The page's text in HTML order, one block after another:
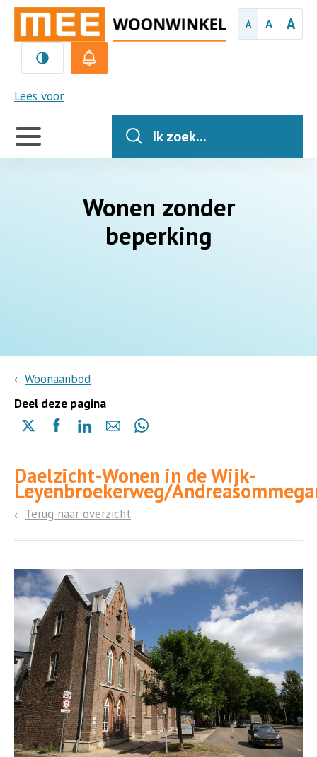
A A A
Lees voor
MEE
Handige
links
Ik zoek...
Wonen zonder
beperking
Woonaanbod
Deel deze pagina
Delen
(opent
in
een
nieuwe
Delen
(opent
in
een
nieuwe
Delen
(opent
in
een
nieuwe
Delen
mail
Delen
(opent
in
pagina)
Daelzicht-Wonen in de Wijk-
Leyenbroekerweg/
Terug naar overzicht